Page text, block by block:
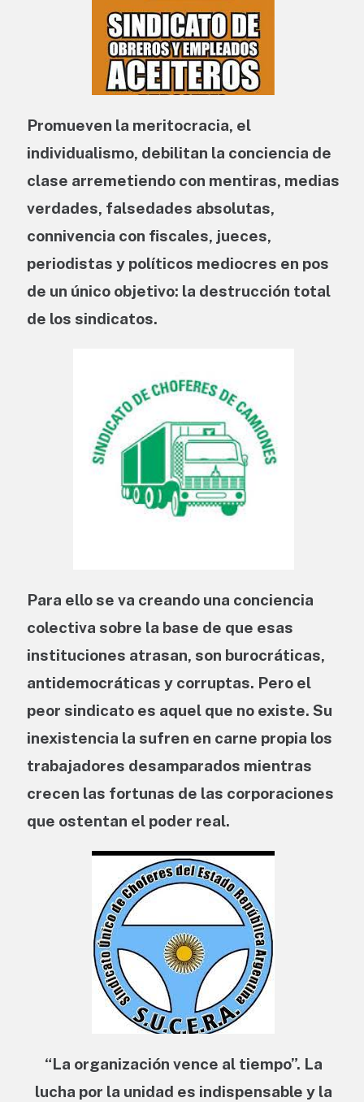
Promueven la meritocracia, el
individualismo, debilitan la conciencia de
clase arremetiendo con mentiras, medias
verdades, falsedades absolutas,
connivencia con fiscales, jueces,
periodistas y políticos mediocres en pos
de un único objetivo: la destrucción total
de los sindicatos.
Para ello se va creando una conciencia
colectiva sobre la base de que esas
instituciones atrasan, son burocráticas,
antidemocráticas y corruptas. Pero el
peor sindicato es aquel que no existe. Su
inexistencia la sufren en carne propia los
trabajadores desamparados mientras
crecen las fortunas de las corporaciones
que ostentan el poder real.
“La organización vence al tiempo”. La
lucha por la unidad es indispensable y la